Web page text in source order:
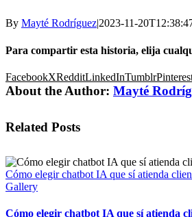
By Mayté Rodríguez|2023-11-
Para compartir esta historia, elija
FacebookXRedditLinkedInTumblr
About the Author: Mayté
Related Posts
Cómo elegir chatbot IA que sí atienda
Gallery
Cómo elegir chatbot IA que sí atienda